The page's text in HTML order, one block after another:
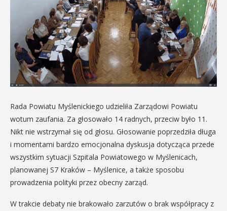
Rada Powiatu Myślenickiego udzieliła Zarządowi Powiatu
wotum zaufania. Za głosowało 14 radnych, przeciw było 11.
Nikt nie wstrzymał się od głosu. Głosowanie poprzedziła długa
i momentami bardzo emocjonalna dyskusja dotycząca przede
wszystkim sytuacji Szpitala Powiatowego w Myślenicach,
planowanej S7 Kraków – Myślenice, a także sposobu
prowadzenia polityki przez obecny zarząd.
W trakcie debaty nie brakowało zarzutów o brak współpracy z